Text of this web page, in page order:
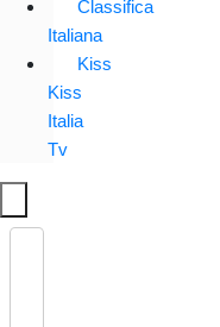
Classifica
Italiana
Kiss
Kiss
Italia
Tv